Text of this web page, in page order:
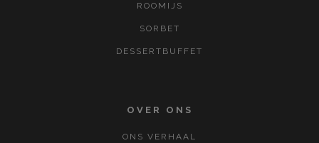
ROOMIJS
SORBET
DESSERTBUFFET
OVER ONS
ONS VERHAAL